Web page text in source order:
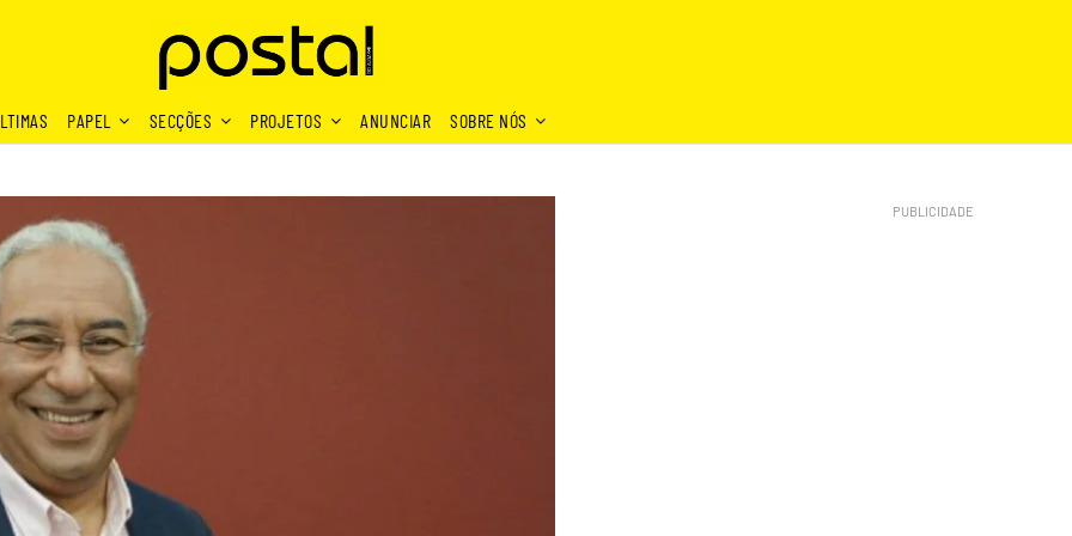
PAPEL SECÇÕES PROJETOS ANUNCIAR SOBRE NÓS